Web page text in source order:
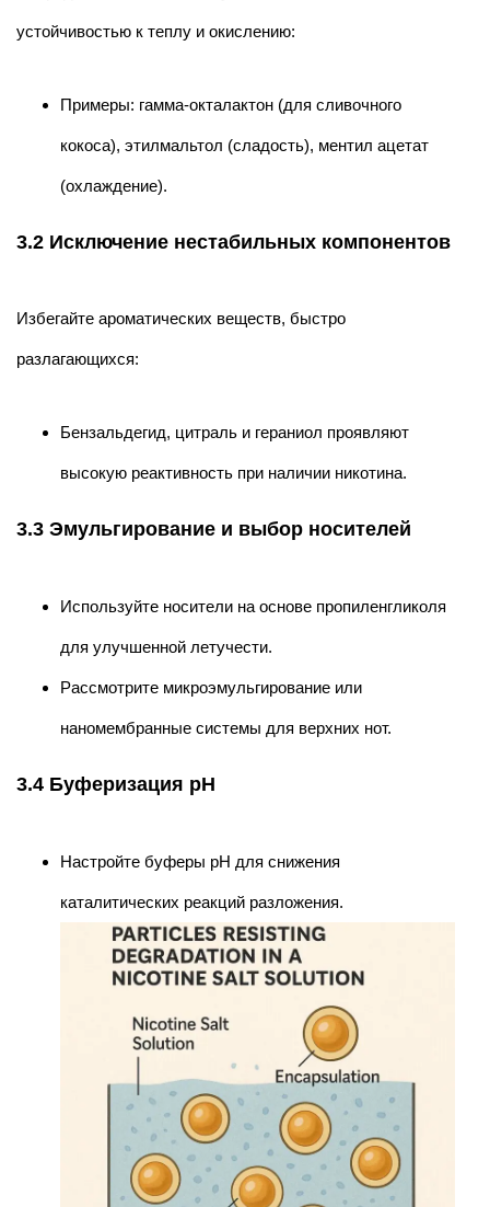
устойчивостью к теплу и окислению:
Примеры: гамма-окталактон (для сливочного
кокоса), этилмальтол (сладость), ментил ацетат
(охлаждение).
3.2 Исключение нестабильных компонентов
Избегайте ароматических веществ, быстро
разлагающихся:
Бензальдегид, цитраль и гераниол проявляют
высокую реактивность при наличии никотина.
3.3 Эмульгирование и выбор носителей
Используйте носители на основе пропиленгликоля
для улучшенной летучести.
Рассмотрите микроэмульгирование или
наномембранные системы для верхних нот.
3.4 Буферизация pH
Настройте буферы pH для снижения
каталитических реакций разложения.